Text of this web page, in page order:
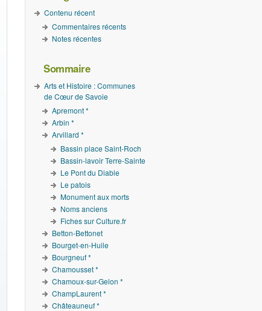
Contenu récent
Commentaires récents
Notes récentes
Sommaire
Arts et Histoire : Communes
de Cœur de Savoie
Apremont *
Arbin *
Arvillard *
Bassin place Saint-Roch
Bassin-lavoir Terre-Sainte
Le Pont du Diable
Le patois
Monument aux morts
Noms anciens
Fiches sur Culture.fr
Betton-Bettonet
Bourget-en-Huile
Bourgneuf *
Chamousset *
Chamoux-sur-Gelon *
ChampLaurent *
Châteauneuf *